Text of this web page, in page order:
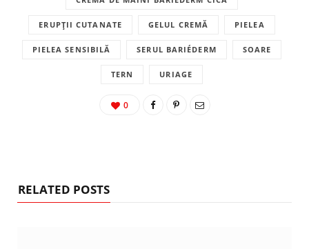
ERUPȚII CUTANATE GELUL CREMĂ PIELEA
PIELEA SENSIBILĂ SERUL BARIÉDERM SOARE
TERN URIAGE
0
RELATED POSTS